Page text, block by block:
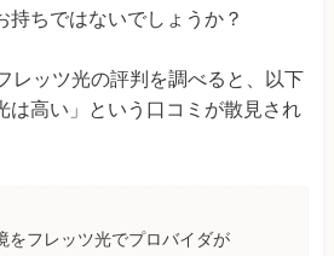
持ちではないでしょうか？
レッツ光の評判を調べると、以下
は高い」という口コミが散見され
をフレッツ光でプロバイダが